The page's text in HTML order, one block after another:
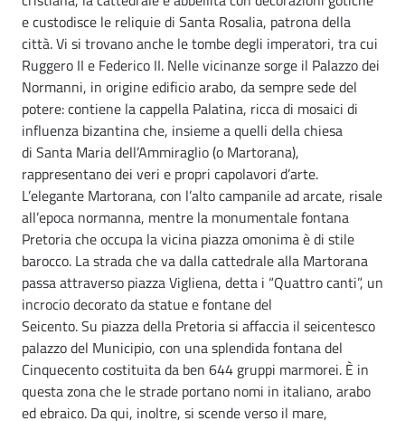
e custodisce le reliquie di Santa Rosalia, patrona della
città. Vi si trovano anche le tombe degli imperatori, tra cui
Ruggero II e Federico II. Nelle vicinanze sorge il Palazzo dei
Normanni, in origine edificio arabo, da sempre sede del
potere: contiene la cappella Palatina, ricca di mosaici di
influenza bizantina che, insieme a quelli della chiesa
di Santa Maria dell’Ammiraglio (o Martorana),
rappresentano dei veri e propri capolavori d’arte.
L’elegante Martorana, con l’alto campanile ad arcate, risale
all’epoca normanna, mentre la monumentale fontana
Pretoria che occupa la vicina piazza omonima è di stile
barocco. La strada che va dalla cattedrale alla Martorana
passa attraverso piazza Vigliena, detta i “Quattro canti”, un
incrocio decorato da statue e fontane del
Seicento. Su piazza della Pretoria si affaccia il seicentesco
palazzo del Municipio, con una splendida fontana del
Cinquecento costituita da ben 644 gruppi marmorei. È in
questa zona che le strade portano nomi in italiano, arabo
ed ebraico. Da qui, inoltre, si scende verso il mare,